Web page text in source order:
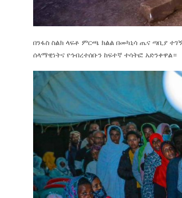
በንፋስ ስልክ ላፍቶ ምርጫ ክልል በመካኒሳ ጤና ጣቢያ
ሰላማዊነትና የኅብረተሰቡን ከፍተኛ ተሳትፎ አድንቀዋል።